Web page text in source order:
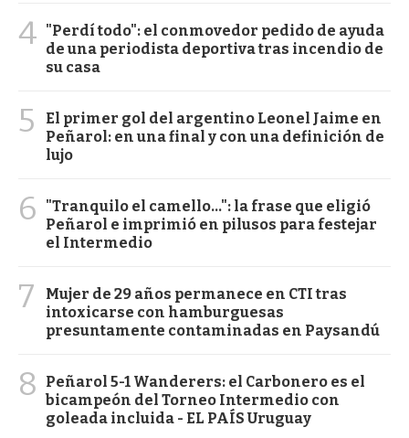
4 "Perdí todo": el conmovedor pedido de ayuda
de una periodista deportiva tras incendio de
su casa
5
El primer gol del argentino Leonel Jaime en
Peñarol: en una final y con una definición de
lujo
6
"Tranquilo el camello...": la frase que eligió
Peñarol e imprimió en pilusos para festejar
el Intermedio
7
Mujer de 29 años permanece en CTI tras
intoxicarse con hamburguesas
presuntamente contaminadas en Paysandú
8
Peñarol 5-1 Wanderers: el Carbonero es el
bicampeón del Torneo Intermedio con
goleada incluida - EL PAÍS Uruguay